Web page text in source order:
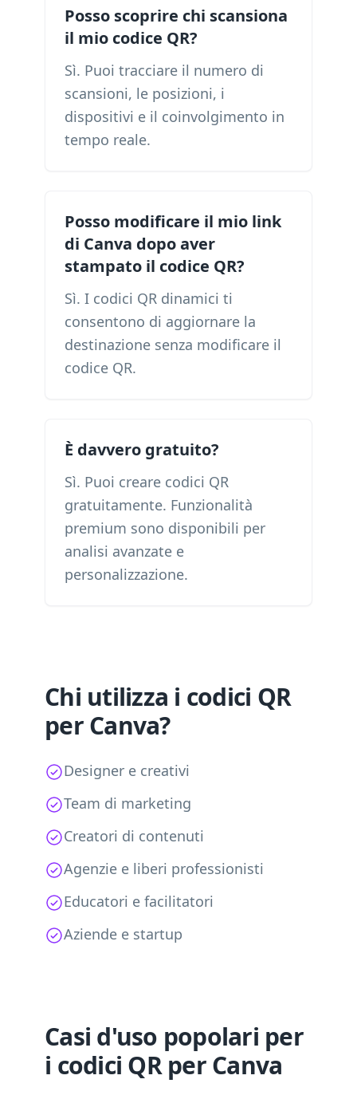
Posso scoprire chi scansiona
il mio codice QR?
Sì. Puoi tracciare il numero di
scansioni, le posizioni, i
dispositivi e il coinvolgimento in
tempo reale.
Posso modificare il mio link
di Canva dopo aver
stampato il codice QR?
Sì. I codici QR dinamici ti
consentono di aggiornare la
destinazione senza modificare il
codice QR.
È davvero gratuito?
Sì. Puoi creare codici QR
gratuitamente. Funzionalità
premium sono disponibili per
analisi avanzate e
personalizzazione.
Chi utilizza i codici QR
per Canva?
Designer e creativi
Team di marketing
Creatori di contenuti
Agenzie e liberi professionisti
Educatori e facilitatori
Aziende e startup
Casi d'uso popolari per
i codici QR per Canva